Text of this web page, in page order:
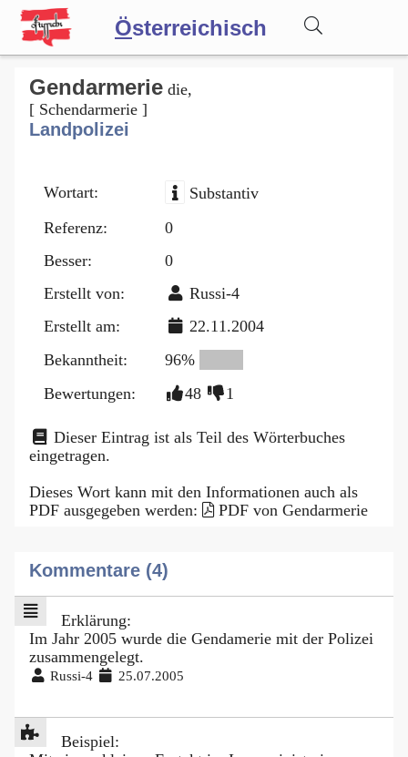
Österreichisch
Wörterbuch
Forum
Blog
Gendarmerie die,
[ Schendarmerie ]
Landpolizei
Wortart:
Substantiv
Referenz:
0
Besser:
0
Erstellt von:
Russi-4
Erstellt am:
22.11.2004
Bekanntheit:
96%
Bewertungen:
48 1
Dieser Eintrag ist als Teil des Wörterbuches
eingetragen.
Dieses Wort kann mit den Informationen auch als
PDF ausgegeben werden:
PDF von Gendarmerie
Kommentare (4)
Erklärung:
Im Jahr 2005 wurde die Gendamerie mit der Polizei
zusammengelegt.
Russi-4 25.07.2005
Beispiel: